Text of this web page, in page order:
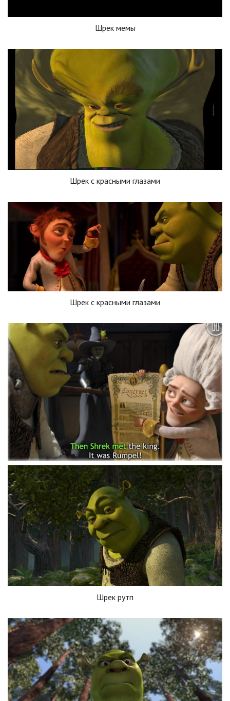
Шрек мемы
Шрек с красными глазами
Шрек с красными глазами
Шрек рутп